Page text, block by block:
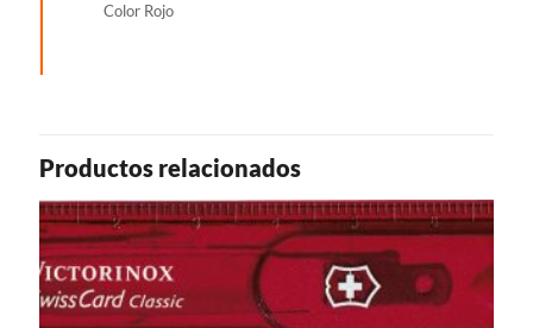
Color Rojo
Productos relacionados